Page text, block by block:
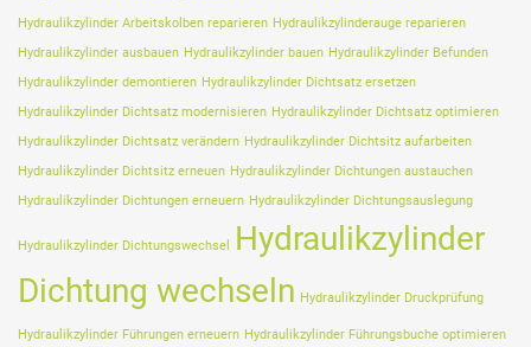
Hydraulikzylinder Arbeitskolben reparieren Hydraulikzylinderauge reparieren
Hydraulikzylinder ausbauen Hydraulikzylinder bauen Hydraulikzylinder Befunden
Hydraulikzylinder demontieren Hydraulikzylinder Dichtsatz ersetzen
Hydraulikzylinder Dichtsatz modernisieren Hydraulikzylinder Dichtsatz optimieren
Hydraulikzylinder Dichtsatz verändern Hydraulikzylinder Dichtsitz aufarbeiten
Hydraulikzylinder Dichtsitz erneuen Hydraulikzylinder Dichtungen austauchen
Hydraulikzylinder Dichtungen erneuern Hydraulikzylinder Dichtungsauslegung
Hydraulikzylinder Dichtungswechsel
Hydraulikzylinder
Dichtung wechseln Hydraulikzylinder Druckprüfung
Hydraulikzylinder Führungen erneuern Hydraulikzylinder Führungsbuche optimieren